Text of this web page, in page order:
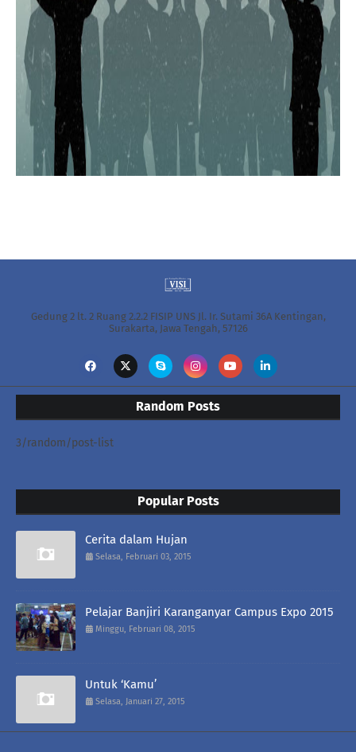
Gedung 2 lt. 2 Ruang 2.2.2 FISIP UNS Jl. Ir. Sutami 36A Kentingan,
Surakarta, Jawa Tengah, 57126
Random Posts
3/random/post-list
Popular Posts
Cerita dalam Hujan
Selasa, Februari 03, 2015
Pelajar Banjiri Karanganyar Campus Expo 2015
Minggu, Februari 08, 2015
Untuk ‘Kamu’
Selasa, Januari 27, 2015